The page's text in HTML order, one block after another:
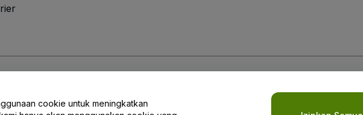
Kebijakan Privasi Seluler
cookie untuk meningkatkan